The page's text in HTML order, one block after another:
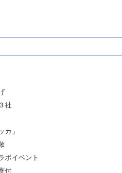
社
カ」
ボイベント
付